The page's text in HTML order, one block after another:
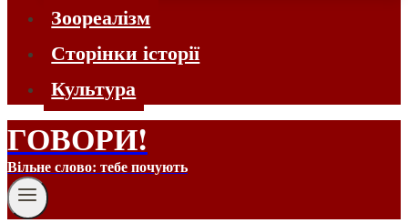
Зоореалізм
Сторінки історії
Культура
ГОВОРИ!
Вільне слово: тебе почують